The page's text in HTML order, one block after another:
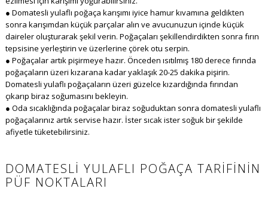
● Domatesli yulaflı poğaça karışımı iyice hamur kıvamına geldikten
sonra karışımdan küçük parçalar alın ve avucunuzun içinde küçük
daireler oluşturarak şekil verin. Poğaçaları şekillendirdikten sonra fırın
tepsisine yerleştirin ve üzerlerine çörek otu serpin.
● Poğaçalar artık pişirmeye hazır. Önceden ısıtılmış 180 derece fırında
poğaçaların üzeri kızarana kadar yaklaşık 20-25 dakika pişirin.
Domatesli yulaflı poğaçaların üzeri güzelce kızardığında fırından
çıkarıp biraz soğumasını bekleyin.
● Oda sıcaklığında poğaçalar biraz soğuduktan sonra domatesli yulaflı
poğaçalarınız artık servise hazır. İster sıcak ister soğuk bir şekilde
afiyetle tüketebilirsiniz.
DOMATESLI YULAFLI POĞAÇA TARIFININ
PÜF NOKTALARI